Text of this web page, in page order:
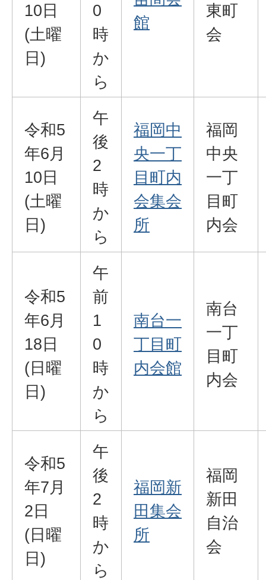
10日
(土曜
日)
0
時
か
ら
館
東町
会
令和5
年6月
10日
(土曜
日)
午
後
2
時
か
ら
福岡中
央一丁
目町内
会集会
所
福岡
中央
一丁
目町
内会
令和5
年6月
18日
(日曜
日)
午
前
1
0
時
か
ら
南台一
丁目町
内会館
南台
一丁
目町
内会
令和5
年7月
2日
(日曜
日)
午
後
2
時
か
ら
福岡新
田集会
所
福岡
新田
自治
会